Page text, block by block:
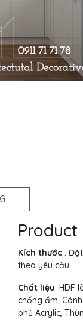
Product
Kích thước :
theo yêu cầu
Chất liệu: HDF
chống ẩm, Cánh
phủ Acrylic,